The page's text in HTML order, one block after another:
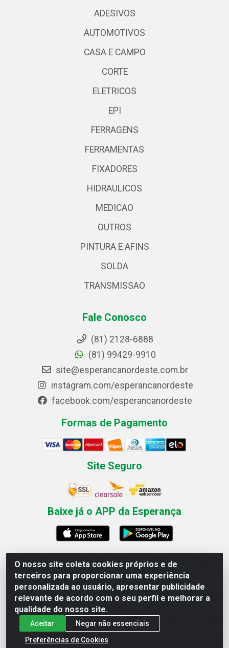
O nosso site coleta cookies próprios e de
terceiros para proporcionar uma experiência
personalizada ao usuário, apresentar publicidade
relevante de acordo com o seu perfil e melhorar a
qualidade do nosso site.
Aceitar
Negar não essenciais
Preferências de Cookies
ADESIVOS
AUTOMOTIVOS
CASA E CAMPO
CORTE
ELETRICOS
EPI
FERRAGENS
FERRAMENTAS
FIXADORES
HIDRAULICOS
MEDICAO
OUTROS
PINTURA E AFINS
SOLDA
TRANSMISSAO
Fale Conosco
(81) 2128-6888
(81) 99429-9910
site@esperancanordeste.com.br
instagram.com/esperancanordeste
facebook.com/esperancanordeste
Formas de Pagamento
Site Seguro
Baixe já o APP da Esperança
Esperança Nordeste - Rua Professor Caldas Filho, 291 -
Estância - Recife / PE CEP: 50771-335 - CNPJ
03.666.136/0001-23